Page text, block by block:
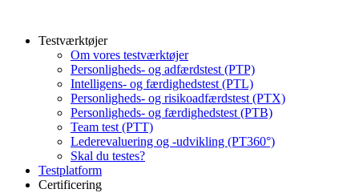
Testværktøjer
Om vores testværktøjer
Personligheds- og adfærdstest (PTP)
Intelligens- og færdighedstest (PTL)
Personligheds- og risikoadfærdstest (PTX)
Personligheds- og færdighedstest (PTB)
Team test (PTT)
Lederevaluering og -udvikling (PT360°)
Skal du testes?
Testplatform
Certificering